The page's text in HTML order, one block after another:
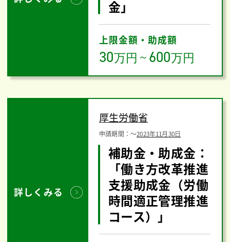
金」
上限金額・助成額
30万円 ～ 600万円
詳しくみる
厚生労働省
申請期間：〜2023年11月30日
補助金・助成金：
「働き方改革推進
支援助成金（労働
時間適正管理推進
コース）」